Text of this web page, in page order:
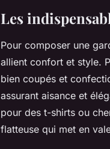
Les
Pour composer une
allient confort et style.
bien coupés et
assurant aisance et
pour des t-shirts ou
flatteuse qui met en